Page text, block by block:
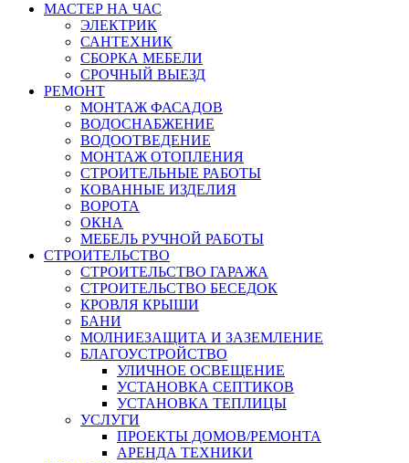
МАСТЕР НА ЧАС
ЭЛЕКТРИК
САНТЕХНИК
СБОРКА МЕБЕЛИ
СРОЧНЫЙ ВЫЕЗД
РЕМОНТ
МОНТАЖ ФАСАДОВ
ВОДОСНАБЖЕНИЕ
ВОДООТВЕДЕНИЕ
МОНТАЖ ОТОПЛЕНИЯ
СТРОИТЕЛЬНЫЕ РАБОТЫ
КОВАННЫЕ ИЗДЕЛИЯ
ВОРОТА
ОКНА
МЕБЕЛЬ РУЧНОЙ РАБОТЫ
СТРОИТЕЛЬСТВО
СТРОИТЕЛЬСТВО ГАРАЖА
СТРОИТЕЛЬСТВО БЕСЕДОК
КРОВЛЯ КРЫШИ
БАНИ
МОЛНИЕЗАЩИТА И ЗАЗЕМЛЕНИЕ
БЛАГОУСТРОЙСТВО
УЛИЧНОЕ ОСВЕЩЕНИЕ
УСТАНОВКА СЕПТИКОВ
УСТАНОВКА ТЕПЛИЦЫ
УСЛУГИ
ПРОЕКТЫ ДОМОВ/РЕМОНТА
АРЕНДА ТЕХНИКИ